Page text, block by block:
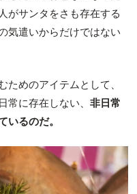
がサンタをさも存在する
気遣いからだけではない
ためのアイテムとして、
常に存在しない、 非日常
いるのだ。